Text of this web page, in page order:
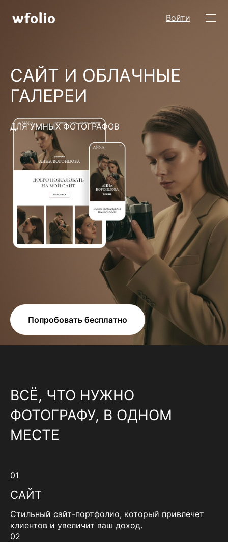
Войти
САЙТ И ОБЛАЧНЫЕ
ГАЛЕРЕИ
ДЛЯ УМНЫХ ФОТОГРАФОВ
Попробовать бесплатно
ВСЁ, ЧТО НУЖНО
ФОТОГРАФУ, В ОДНОМ
МЕСТЕ
01
САЙТ
Стильный сайт-портфолио, который привлечет
клиентов и увеличит ваш доход.
02